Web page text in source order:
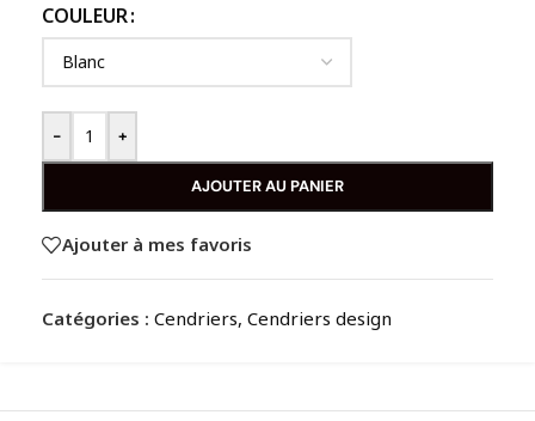
COULEUR
- +
AJOUTER AU PANIER
Ajouter à mes favoris
Catégories : Cendriers, Cendriers design